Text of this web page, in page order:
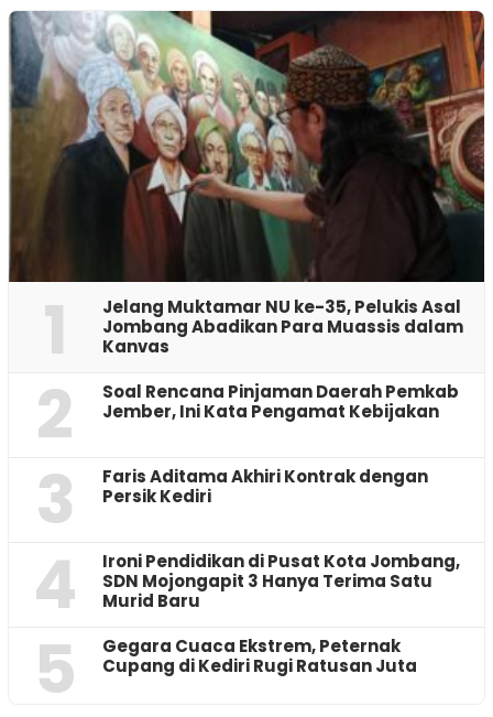
1
Jelang Muktamar NU ke-35, Pelukis Asal
Jombang Abadikan Para Muassis dalam
Kanvas
2
‎Soal Rencana Pinjaman Daerah Pemkab
Jember, Ini Kata Pengamat Kebijakan ‎
3
Faris Aditama Akhiri Kontrak dengan
Persik Kediri
4
Ironi Pendidikan di Pusat Kota Jombang,
SDN Mojongapit 3 Hanya Terima Satu
Murid Baru
5
‎Gegara Cuaca Ekstrem, Peternak
Cupang di Kediri Rugi Ratusan Juta